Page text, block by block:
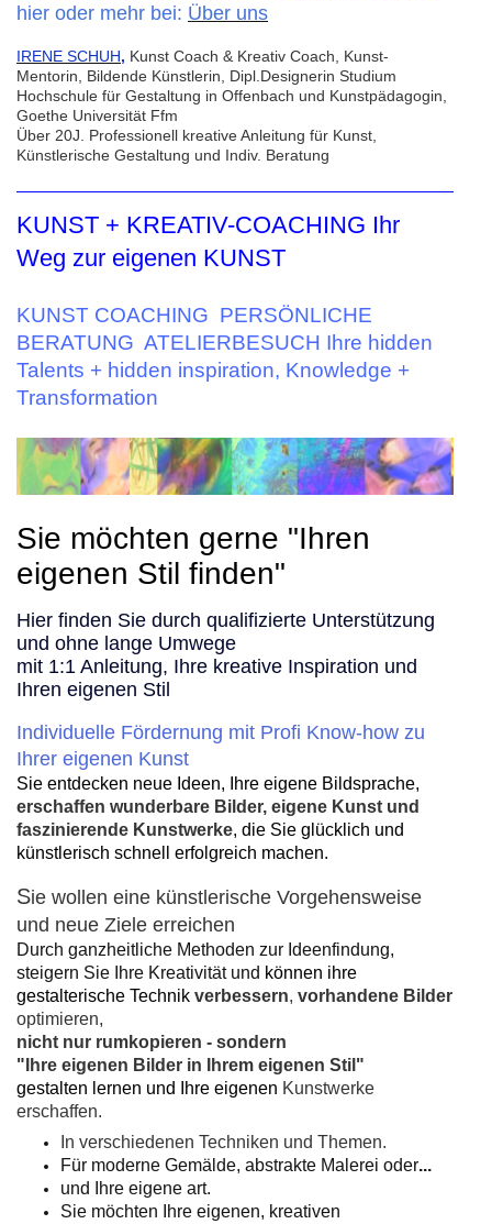
hier oder mehr bei: Über uns
IRENE SCHUH, Kunst Coach & Kreativ Coach, Kunst-
Mentorin, Bildende Künstlerin, Dipl.Designerin Studium
Hochschule für Gestaltung in Offenbach und Kunstpädagogin,
Goethe Universität Ffm
Über 20J. Professionell kreative Anleitung für Kunst,
Künstlerische Gestaltung und Indiv. Beratung
KUNST + KREATIV-COACHING Ihr
Weg zur eigenen KUNST
KUNST COACHING PERSÖNLICHE
BERATUNG ATELIERBESUCH Ihre hidden
Talents + hidden inspiration, Knowledge +
Transformation
Sie möchten gerne "Ihren
eigenen Stil finden"
Hier finden Sie durch qualifizierte Unterstützung
und ohne lange Umwege
mit 1:1 Anleitung, Ihre kreative Inspiration und
Ihren eigenen Stil
Individuelle Fördernung mit Profi Know-how zu
Ihrer eigenen Kunst
Sie entdecken neue Ideen, Ihre eigene Bildsprache,
erschaffen wunderbare Bilder, eigene Kunst und
faszinierende Kunstwerke, die Sie glücklich und
künstlerisch schnell erfolgreich machen.
Sie wollen eine künstlerische Vorgehensweise
und neue Ziele erreichen
Durch ganzheitliche Methoden zur Ideenfindung,
steigern Sie Ihre Kreativität und können ihre
gestalterische Technik verbessern, vorhandene Bilder
optimieren,
nicht nur rumkopieren - sondern
"Ihre eigenen Bilder in Ihrem eigenen Stil"
gestalten lernen und Ihre eigenen Kunstwerke
erschaffen.
In verschiedenen Techniken und Themen.
Für moderne Gemälde, abstrakte Malerei oder...
und Ihre eigene art.
Sie möchten Ihre eigenen, kreativen